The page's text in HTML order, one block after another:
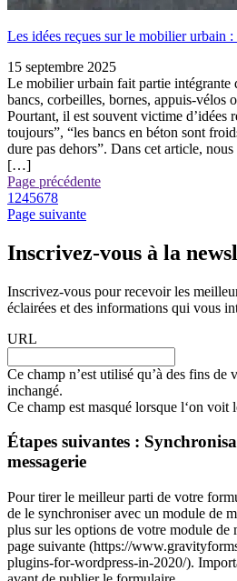
Les idées reçues sur le mobilier urbain
15 septembre 2025
Le mobilier urbain fait partie intégrante
bancs, corbeilles, bornes, appuis-vélos
Pourtant, il est souvent victime d’idées
toujours”, “les bancs en béton sont
dure pas dehors”. Dans cet article,
[…]
Page précédente
1 245678
Page suivante
Inscrivez-vous à la
Inscrivez-vous pour recevoir les
éclairées et des informations qui vous
URL
Ce champ n’est utilisé qu’à des fins de
inchangé.
Ce champ est masqué lorsque l‘on voit
Étapes suivantes :
messagerie
Pour tirer le meilleur parti de votre
de le synchroniser avec un module de
plus sur les options de votre module de
page suivante (https://
plugins-for-wordpress-in-2020/).